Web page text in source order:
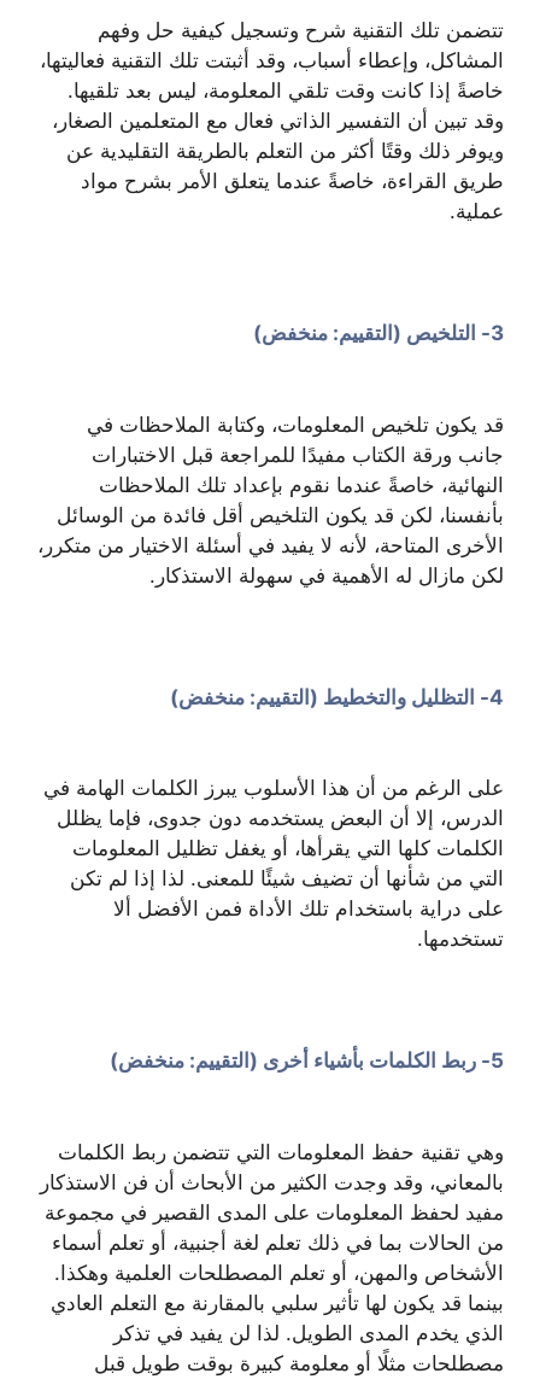
تتضمن تلك التقنية شرح وتسجيل كيفية حل وفهم
المشاكل، وإعطاء أسباب، وقد أثبتت تلك التقنية فعاليتها،
خاصةً إذا كانت وقت تلقي المعلومة، ليس بعد تلقيها.
وقد تبين أن التفسير الذاتي فعال مع المتعلمين الصغار،
ويوفر ذلك وقتًا أكثر من التعلم بالطريقة التقليدية عن
طريق القراءة، خاصةً عندما يتعلق الأمر بشرح مواد
عملية.
3- التلخيص (التقييم: منخفض)
قد يكون تلخيص المعلومات، وكتابة الملاحظات في
جانب ورقة الكتاب مفيدًا للمراجعة قبل الاختبارات
النهائية، خاصةً عندما نقوم بإعداد تلك الملاحظات
بأنفسنا، لكن قد يكون التلخيص أقل فائدة من الوسائل
الأخرى المتاحة، لأنه لا يفيد في أسئلة الاختيار من متكرر،
لكن مازال له الأهمية في سهولة الاستذكار.
4- التظليل والتخطيط (التقييم: منخفض)
على الرغم من أن هذا الأسلوب يبرز الكلمات الهامة في
الدرس، إلا أن البعض يستخدمه دون جدوى، فإما يظلل
الكلمات كلها التي يقرأها، أو يغفل تظليل المعلومات
التي من شأنها أن تضيف شيئًا للمعنى. لذا إذا لم تكن
على دراية باستخدام تلك الأداة فمن الأفضل ألا
تستخدمها.
5- ربط الكلمات بأشياء أخرى (التقييم: منخفض)
وهي تقنية حفظ المعلومات التي تتضمن ربط الكلمات
بالمعاني، وقد وجدت الكثير من الأبحاث أن فن الاستذكار
مفيد لحفظ المعلومات على المدى القصير في مجموعة
من الحالات بما في ذلك تعلم لغة أجنبية، أو تعلم أسماء
الأشخاص والمهن، أو تعلم المصطلحات العلمية وهكذا.
بينما قد يكون لها تأثير سلبي بالمقارنة مع التعلم العادي
الذي يخدم المدى الطويل. لذا لن يفيد في تذكر
مصطلحات مثلًا أو معلومة كبيرة بوقت طويل قبل